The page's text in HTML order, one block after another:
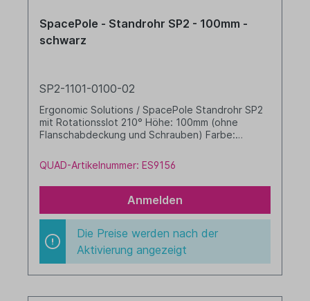
SpacePole - Standrohr SP2 - 100mm -
schwarz
SP2-1101-0100-02
Ergonomic Solutions / SpacePole Standrohr SP2
mit Rotationsslot 210° Höhe: 100mm (ohne
Flanschabdeckung und Schrauben) Farbe:
QUAD-Artikelnummer: ES9156
Anmelden
Die Preise werden nach der
Aktivierung angezeigt